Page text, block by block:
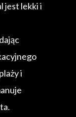
jest lekki i
i